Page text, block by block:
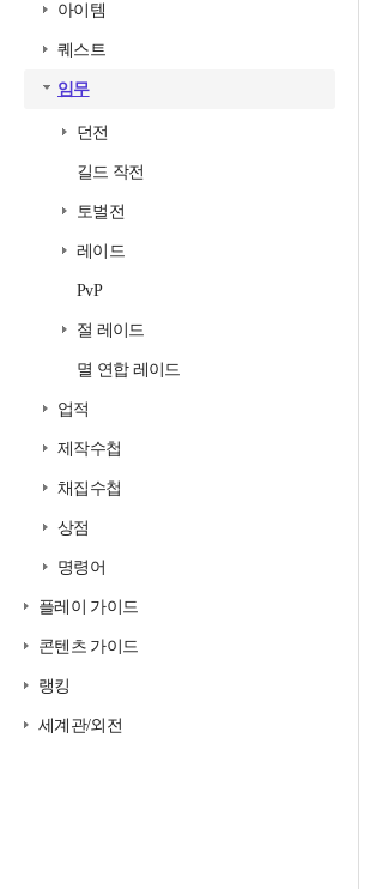
아이템
퀘스트
임무
던전
길드 작전
토벌전
레이드
PvP
절 레이드
멸 연합 레이드
업적
제작수첩
채집수첩
상점
명령어
플레이 가이드
콘텐츠 가이드
랭킹
세계관/외전